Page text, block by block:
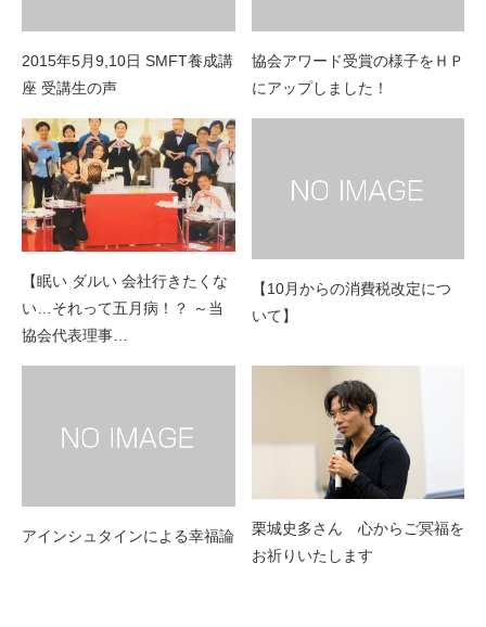
2015年5月9,10日 SMFT養成講
座 受講生の声
協会アワード受賞の様子をＨＰ
にアップしました！
【眠い ダルい 会社行きたくな
い…それって五月病！？ ～当
協会代表理事…
【10月からの消費税改定につ
いて】
アインシュタインによる幸福論
栗城史多さん 心からご冥福を
お祈りいたします